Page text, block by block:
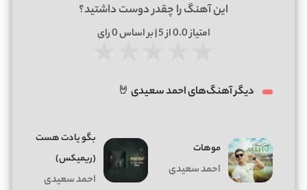
این آهنگ را چقدر دوست داشتید؟
امتیاز0.0از 5 | بر اساس 0رای
دیگر آهنگ‌های احمد سعیدی 🤘
موهات
احمد سعیدی
ﺑﮕﻮ ﻳﺎدت ﻫﺴﺖ
(ریمیکس)
احمد سعیدی